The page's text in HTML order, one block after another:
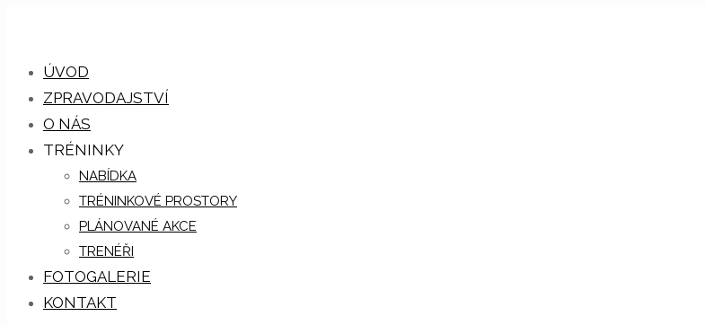
ÚVOD
ZPRAVODAJSTVÍ
O NÁS
TRÉNINKY
NABÍDKA
TRÉNINKOVÉ PROSTORY
PLÁNOVANÉ AKCE
TRENÉŘI
FOTOGALERIE
KONTAKT